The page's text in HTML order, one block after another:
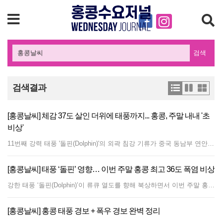
검색
검색결과
[홍콩날씨] 체감 37도 살인 더위에 태풍까지... 홍콩, 주말 내내 '초
비상'
11번째 강력 태풍 '돌핀(Dolphin)'의 외곽 침강 기류가 중국 동남부 연안으로 밀려들면서 홍콩을 비롯한 이 지역 일대에 광범위한 무더위와 가마솥 더위가 이어지고 있다. 광둥성 내륙 지역에는 고온으로 유발된 소나기까지 내리고 있다. 이와 동시에 하이난섬(海南島) 인근의 저기압 지대가 주변 지역에 불안정한 날씨를 몰고 오고 있다. 홍콩 천문대는 열대저기압 돌핀이 저장(浙江)성과 푸젠(福建)성 북부 사이의 연안 지역을 향해 이동함에 따라, 외곽의 하강 기류 영향으로 이번 주말부터 다음 주 초까지 시 전역에 극심한 폭염이 지속될 것이라고 특별 기상 경보를 발표했다. 홍콩 일부 지역의 기온은 37°C 이상까지 치솟을 것으로 예측되며, 이러한 고온 현상은 다음 주 중반까지 이어질 전망이다. 지역 기상 예보에 따르면 홍콩은 대체로 화창한 날씨 속에 기온이 27°C에서 34°C 사이에 머물 것으로 보인다. 신계 일부 지역에는 극심한 더위가 영향을 미치겠으며, 약하거나 중간 정도의 서풍이 불면서 일과 후에 국지성 소나기와 뇌우가 발달할 것으로 예상된다. 9일 기상 예보에 따르면 열대저기압 돌핀은 향후 며칠 동안 동중국해를 거쳐 저장성과 푸젠성 북부를 향해 이동할 예정이다. 외곽 기류의 영향으로 중국 남부 지방은 대체로 화창하고 매우 뜨거운 날씨가 지속되겠으나, 낮 동안의 강한 가열 현상으로 인해 국지적으로 강한 뇌우가 발생할 수 있다. 토요일부터 홍콩은 사흘 연속으로 푹푹 지는 듯한 폭염이 찾아와, 낮 기온이 28°C에서 35°C 사이를 오르내리고 늦은 시간대에는 국지성 소나기가 내릴 것으로 보인다. 일요일은 기온이 29°C에서 36°C 분포를 보이며 이번 폭염의 최고 고비가 될 전망이며, 월요일에는 29°C에서 35°C로 기온이 소폭 하강할 것으로 예상된다. 화요일까지는 대체로 화창하고 매우 뜨거운 날씨가 이어지며 최고 기온이 34°C 안팎에 머물겠다. 이어 다음 주 중반에는 남서풍 기류가 계속 유입되면서 광둥성 연안 전역에 더운 날씨와 함께 산발적인 소나기가 이어질 것으로 전망된다.
[홍콩날씨] 태풍 ‘돌핀’ 영향… 이번 주말 홍콩 최고 36도 폭염 비상
강한 태풍 ‘돌핀(Dolphin)’이 류큐 열도를 향해 북상하면서 이번 주말 홍콩 신계 일부 지역의 기온이 섭씨 36도 이상까지 치솟는 극심한 폭염이 찾아올 전망이다. 홍콩 기상청(천문대)은 목요일 오후 특별 기상 정보를 발표하고, 하이난섬(海南島) 인근의 저기압이 향후 며칠간 남중국해 중북부 해상으로 이동할 것으로 예상된다고 밝혔다. 해당 저기압 시스템은 지역 내 불안정한 날씨를 가져오겠지만 홍콩과는 멀리 떨어져 있을 것으로 보인다. 태풍 돌핀은 목요일 오후 4시 기준 오키나와 동쪽 약 450km 해상에 위치해 있으며, 일본 남부 해상을 따라 서쪽으로 이동해 류큐 열도를 거쳐 수일 내 동중국해로 진입할 것으로 관측된다. 태풍 외곽의 하강 기류 여파로 주말 동안 홍콩에는 극심한 더위가 들이닥칠 예정이다. 토요일과 일요일 도심 기온은 약 35도까지 오르고, 신계 일부 지역은 36도 이상을 기록할 것으로 예보됐다. 대체로 화창한 날씨가 이어지겠으나 곳곳에 소나기와 뇌우가 내릴 수 있으며, 바람이 약하게 불어 열기가 도시 전체에 쌓일 가능성이 크다. 이미 목요일 오후 신계 북부 지역 기온은 35도 이상으로 치솟았다. 기상청은 시민들에게 수분을 충분히 섭취하고 건강 상태를 점검하며, 특히 야외 활동 중 온열질환 예방에 각별히 유주의할 것을 당부했다. 태풍 돌핀의 영향으로 목요일부터 토요일까지 홍콩익스프레스, 그레이터베이항공, 홍콩항공 등 주요 항공사의 홍콩-오키나와 및 이시가키(Ishigaki) 노선 항공편 다수가 지연되거나 취소됐다.
[홍콩날씨] 홍콩 태풍 경보 + 폭우 경보 완벽 정리